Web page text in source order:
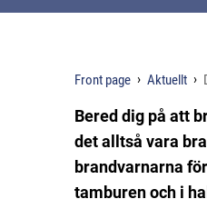
Front page Aktuellt
Bered dig på att
det alltså vara
brandvarnarna
tamburen och i